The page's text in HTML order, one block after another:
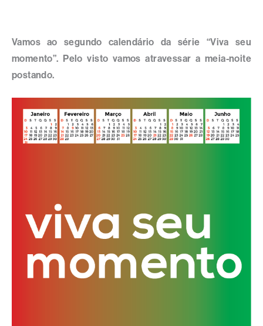
Vamos ao segundo calendário da série “Viva seu
momento”. Pelo visto vamos atravessar a meia-noite
postando.